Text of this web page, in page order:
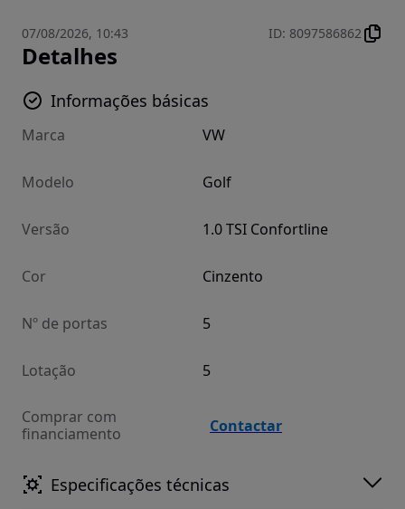
07/08/2026, 10:43 ID: 8097586862
Detalhes
Informações básicas
Marca VW
Modelo Golf
Versão 1.0 TSI Confortline
Cor Cinzento
Nº de portas 5
Lotação 5
Comprar com
financiamento
Contactar
Especificações técnicas